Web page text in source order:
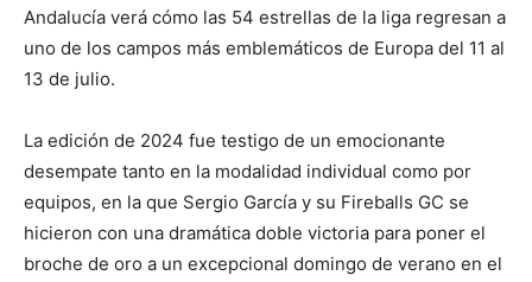
Andalucía verá cómo las 54 estrellas de la liga regresan a
uno de los campos más emblemáticos de Europa del 11 al
13 de julio.
La edición de 2024 fue testigo de un emocionante
desempate tanto en la modalidad individual como por
equipos, en la que Sergio García y su Fireballs GC se
hicieron con una dramática doble victoria para poner el
broche de oro a un excepcional domingo de verano en el